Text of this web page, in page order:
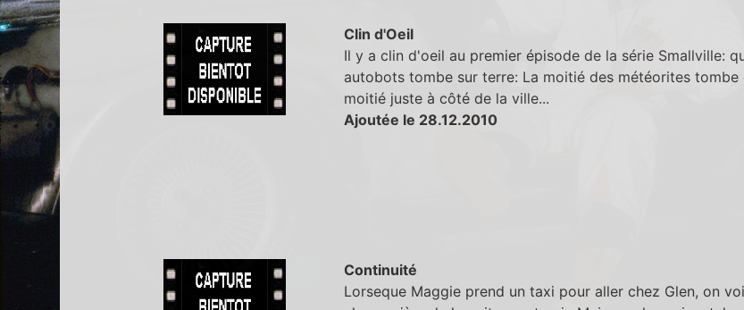
Clin d'Oeil
Il y a clin d'oeil au premier épisode de la série Smallville:
autobots tombe sur terre: La moitié des météorites
moitié juste à côté de la ville...
Ajoutée le 28.12.2010
Continuité
Lorseque Maggie prend un taxi pour aller chez Glen, on